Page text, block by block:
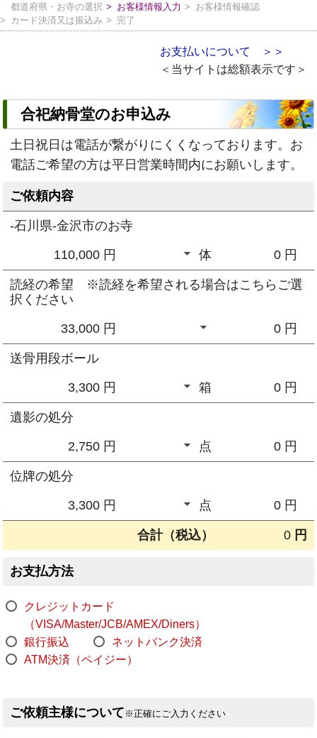
都道府県・お寺の選択 お客様情報入力
お客様情報確認
カード決済又は振込み
完了
お支払いについて ＞＞
＜当サイトは総額表示です＞
合祀納骨堂のお申込み
土日祝日は電話が繋がりにくくなっております。お
電話ご希望の方は平日営業時間内にお願いします。
ご依頼内容
-石川県-金沢市のお寺
110,000 円 体 0 円
読経の希望 ※読経を希望される場合はこちらご選
択ください
33,000 円 0 円
送骨用段ボール
3,300 円 箱 0 円
遺影の処分
2,750 円 点 0 円
位牌の処分
3,300 円 点 0 円
合計（税込） 0円
お支払方法
クレジットカード
（VISA/Master/JCB/AMEX/Diners）
銀行振込
ネットバンク決済
ATM決済（ペイジー）
ご依頼主様について ※正確にご入力ください